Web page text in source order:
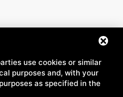
use cookies or similar
purposes and, with your
as specified in the